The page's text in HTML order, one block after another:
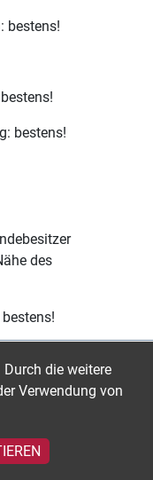
Durch die weitere
Verwendung von
bestens!
bestens!
des
bestens!